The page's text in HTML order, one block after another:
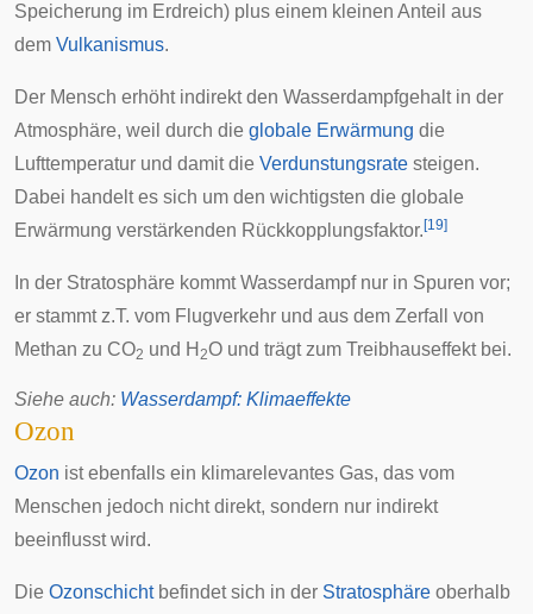
Speicherung im Erdreich) plus einem kleinen Anteil aus
dem Vulkanismus.
Der Mensch erhöht indirekt den Wasserdampfgehalt in der
Atmosphäre, weil durch die globale Erwärmung die
Lufttemperatur und damit die Verdunstungsrate steigen.
Dabei handelt es sich um den wichtigsten die globale
Erwärmung verstärkenden Rückkopplungsfaktor. [19]
In der Stratosphäre kommt Wasserdampf nur in Spuren vor;
er stammt z.T. vom Flugverkehr und aus dem Zerfall von
Methan zu CO2 und H 2O und trägt zum Treibhauseffekt bei.
Siehe auch: Wasserdampf: Klimaeffekte
Ozon
Ozon ist ebenfalls ein klimarelevantes Gas, das vom
Menschen jedoch nicht direkt, sondern nur indirekt
beeinflusst wird.
Die Ozonschichtbefindet sich in der Stratosphäre oberhalb